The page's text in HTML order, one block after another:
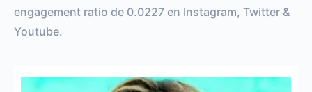
engagement ratio de 0.0227 en Instagram, Twitter &
Youtube.